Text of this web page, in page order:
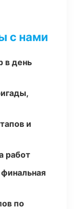
с нами
в день
и
работ
по